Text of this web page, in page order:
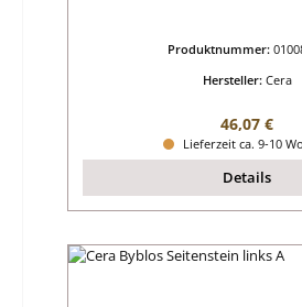
Produktnummer:
Hersteller: Cera
Regulärer
46,07 €
Lieferzeit ca. 9-10
Details